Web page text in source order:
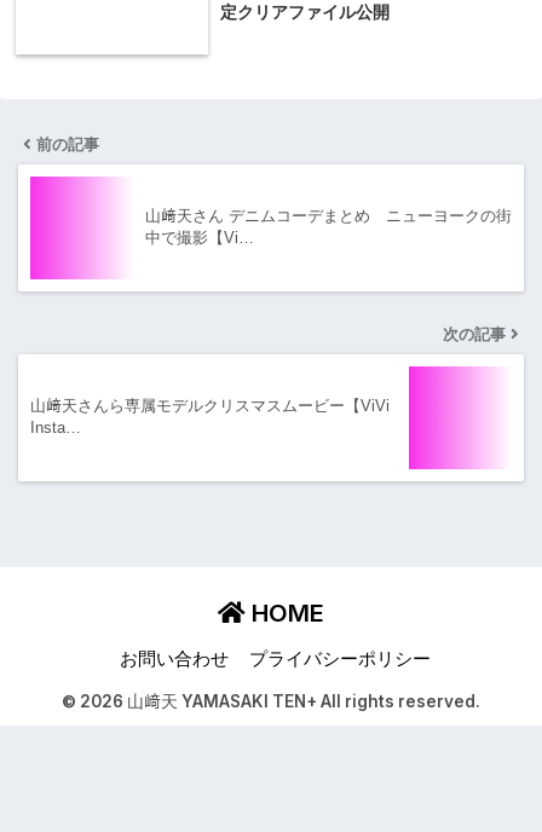
定クリアファイル公開
前の記事
山﨑天さん デニムコーデまとめ ニューヨークの街
中で撮影【Vi…
次の記事
山﨑天さんら専属モデルクリスマスムービー【ViVi
Insta…
HOME
お問い合わせ プライバシーポリシー
© 2026 山﨑天 YAMASAKI TEN+ All rights reserved.